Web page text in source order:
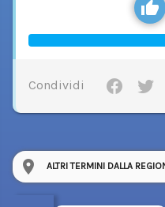
Condividi
ALTRI TERMINI DALLA